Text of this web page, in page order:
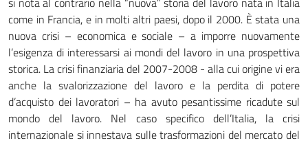
come in Francia, e in molti altri paesi, dopo il 2000. È stata una
nuova crisi – economica e sociale – a imporre nuovamente
l’esigenza di interessarsi ai mondi del lavoro in una prospettiva
storica. La crisi finanziaria del 2007-2008 - alla cui origine vi era
anche la svalorizzazione del lavoro e la perdita di potere
d’acquisto dei lavoratori – ha avuto pesantissime ricadute sul
mondo del lavoro. Nel caso specifico dell’Italia, la crisi
internazionale si innestava sulle trasformazioni del mercato del